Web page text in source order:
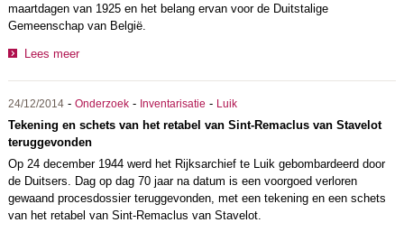
maartdagen van 1925 en het belang ervan voor de Duitstalige
Gemeenschap van België.
Lees meer
24/12/2014- Onderzoek- Inventarisatie - Luik
Tekening en schets van het retabel van Sint-Remaclus van Stavelot
teruggevonden
Op 24 december 1944 werd het Rijksarchief te Luik gebombardeerd door
de Duitsers. Dag op dag 70 jaar na datum is een voorgoed verloren
gewaand procesdossier teruggevonden, met een tekening en een schets
van het retabel van Sint-Remaclus van Stavelot.